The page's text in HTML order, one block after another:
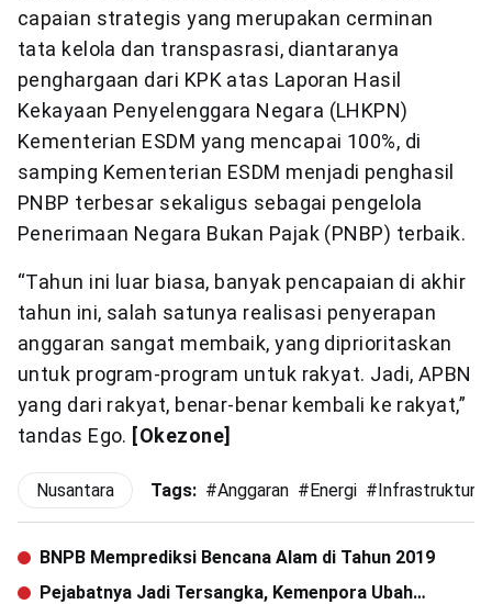
capaian strategis yang merupakan cerminan
tata kelola dan transpasrasi, diantaranya
penghargaan dari KPK atas Laporan Hasil
Kekayaan Penyelenggara Negara (LHKPN)
Kementerian ESDM yang mencapai 100%, di
samping Kementerian ESDM menjadi penghasil
PNBP terbesar sekaligus sebagai pengelola
Penerimaan Negara Bukan Pajak (PNBP) terbaik.
“Tahun ini luar biasa, banyak pencapaian di akhir
tahun ini, salah satunya realisasi penyerapan
anggaran sangat membaik, yang diprioritaskan
untuk program-program untuk rakyat. Jadi, APBN
yang dari rakyat, benar-benar kembali ke rakyat,”
tandas Ego. [Okezone]
Nusantara Tags: #Anggaran #Energi #Infrastruktur
BNPB Memprediksi Bencana Alam di Tahun 2019
Pejabatnya Jadi Tersangka, Kemenpora Ubah